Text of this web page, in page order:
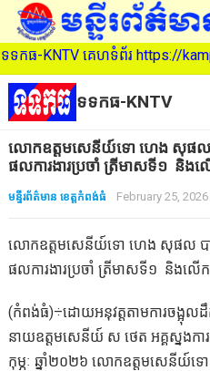
គេហទំព័រ https://
ទទកធ-KNTV
លោកឧត្តមសេនីយ៍ទោ ហេង សុផល
ផលការងារប្រចាំ ត្រីមាសទី១ និងល
មន្ទីរព័ត៌មាន ខេត្តកំពង់ធំ February 25,
លោកឧត្តមសេនីយ៍ទោ ហេង សុផល បា
ផលការងារប្រចាំ ត្រីមាសទី១ និងលើ
(កំពង់ធំ)÷ដោយអនុវត្តតាមការចង្អុលដឹ
នាយឧត្ដមសេនីយ៍ ស ថេត អគ្គស្នងកា
កុម្ភៈ ឆ្នាំ២០២៦ លោកឧត្តមសេនីយ៍ទ